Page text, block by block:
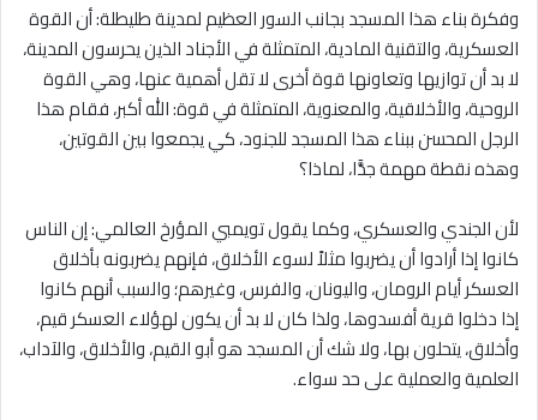
وفكرة بناء هذا المسجد بجانب السور العظيم لمدينة طليطلة: أن القوة
العسكرية، والتقنية المادية، المتمثلة في الأجناد الذين يحرسون المدينة،
لا بد أن توازيها وتعاونها قوة أخرى لا تقل أهمية عنها، وهي القوة
الروحية، والأخلاقية، والمعنوية، المتمثلة في قوة: الله أكبر، فقام هذا
الرجل المحسن ببناء هذا المسجد للجنود، كي يجمعوا بين القوتين،
وهذه نقطة مهمة جدًّا، لماذا؟
لأن الجندي والعسكري، وكما يقول تويمبي المؤرخ العالمي: إن الناس
كانوا إذا أرادوا أن يضربوا مثلاً لسوء الأخلاق، فإنهم يضربونه بأخلاق
العسكر أيام الرومان، واليونان، والفرس، وغيرهم؛ والسبب أنهم كانوا
إذا دخلوا قرية أفسدوها، ولذا كان لا بد أن يكون لهؤلاء العسكر قيم،
وأخلاق، يتحلون بها، ولا شك أن المسجد هو أبو القيم، والأخلاق، والآداب،
العلمية والعملية على حد سواء.